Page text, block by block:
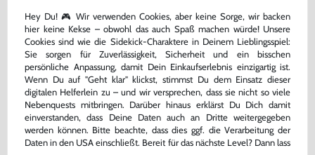
Konsole 1000er #Piano Black /
schwarz + Netzteil
gebraucht
nur169,99 €
Memory Stick / Speicherkarte
Pro Duo 1GB MagicGate #gold
[Sony]
gebraucht
nur7,99 €
Hey Du! 🎮 Wir verwenden Cookies, aber keine Sorge, wir backen
hier keine Kekse – obwohl das auch Spaß machen würde! Unsere
Cookies sind wie die Sidekick-Charaktere in Deinem Lieblingsspiel:
Sie sorgen für Zuverlässigkeit, Sicherheit und ein bisschen
persönliche Anpassung, damit Dein Einkaufserlebnis einzigartig ist.
Wenn Du auf "Geht klar" klickst, stimmst Du dem Einsatz dieser
digitalen Helferlein zu – und wir versprechen, dass sie nicht so viele
Nebenquests mitbringen. Darüber hinaus erklärst Du Dich damit
einverstanden, dass Deine Daten auch an Dritte weitergegeben
werden können. Bitte beachte, dass dies ggf. die Verarbeitung der
Daten in den USA einschließt. Bereit für das nächste Level? Dann lass